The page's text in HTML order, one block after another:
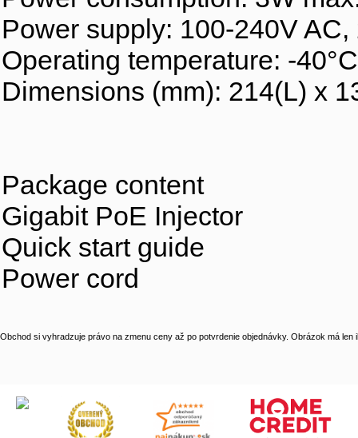
Power supply: 100-240V AC,
Operating temperature: -
Dimensions (mm): 214(L) x
Package content
Gigabit PoE Injector
Quick start guide
Power cord
Obchod si vyhradzuje právo na zmenu ceny až po potvrdenie objednávky. Obrázok má len